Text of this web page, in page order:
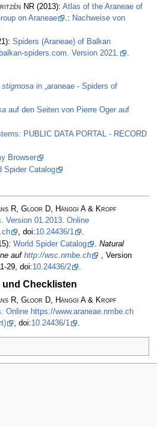
NR (2013): Atlas of the Araneae of
on Araneae
.: Nachweise von
Spiders (Araneae) of Balkan
spiders.com. Version 2021.
.
in „araneae - Spiders of
auf den Seiten von Pierre Oger auf
PUBLIC DATA PORTAL - RECORD
Browser
Spider Catalog
R, Gloor D, Hänggi A & Kropf
Version 01.2013. Online
, doi:10.24436/1
World Spider Catalog . Natural
auf http://wsc.nmbe.ch
, Version
29, doi:10.24436/2 .
und Checklisten
R, Gloor D, Hänggi A & Kropf
Online https://www.araneae.nmbe.ch
, doi:10.24436/1 .